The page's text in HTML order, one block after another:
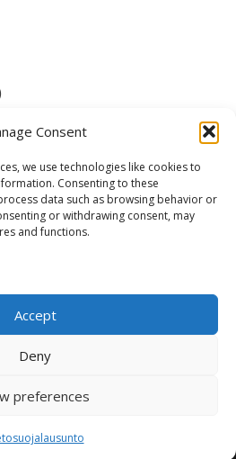
Consent
we use technologies like cookies to
Consenting to these
data such as browsing behavior or
or withdrawing consent, may
and functions.
Accept
Deny
preferences
© 2026 -